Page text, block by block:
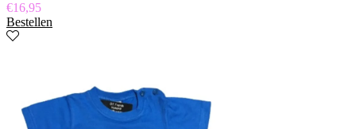
€16,95
Bestellen